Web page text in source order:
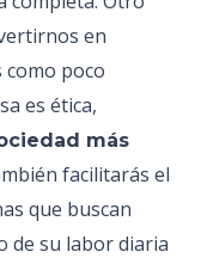
en
como poco
es ética,
más
facilitarás el
que buscan
de su labor diaria